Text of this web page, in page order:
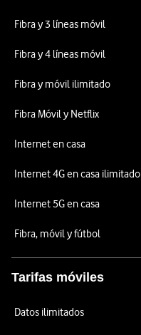
Fibra y 3 líneas móvil
Fibra y 4 líneas móvil
Fibra y móvil ilimitado
Fibra Móvil y Netflix
Internet en casa
Internet 4G en casa ilimitado
Internet 5G en casa
Fibra, móvil y fútbol
Tarifas móviles
Datos ilimitados